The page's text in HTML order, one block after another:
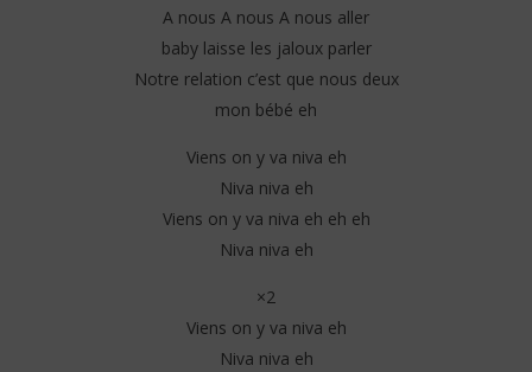
A nous A nous A nous aller
baby laisse les jaloux parler
Notre relation c’est que nous deux
mon bébé eh
Viens on y va niva eh
Niva niva eh
Viens on y va niva eh eh eh
Niva niva eh
×2
Viens on y va niva eh
Niva niva eh